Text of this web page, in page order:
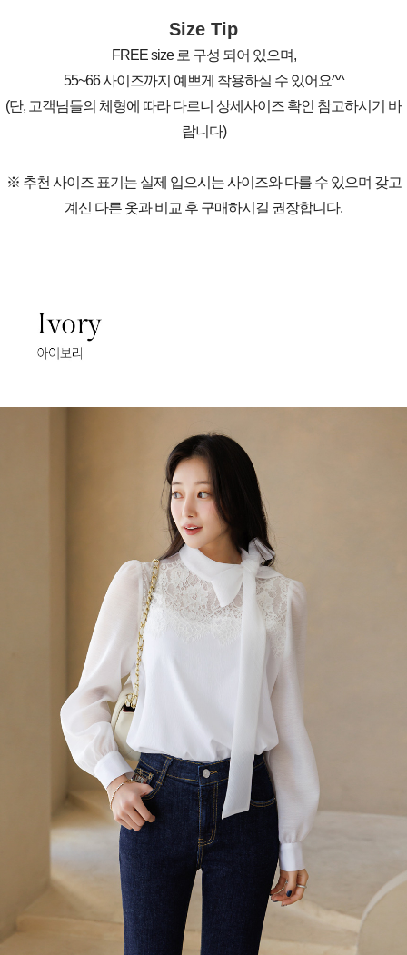
Size Tip
FREE size 로 구성 되어 있으며,
55~66 사이즈까지 예쁘게 착용하실 수 있어요^^
(단, 고객님들의 체형에 따라 다르니 상세사이즈 확인 참고하시기 바
랍니다)
※ 추천 사이즈 표기는 실제 입으시는 사이즈와 다를 수 있으며 갖고
계신 다른 옷과 비교 후 구매하시길 권장합니다.